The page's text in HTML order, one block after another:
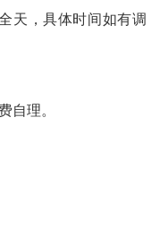
天，具体时间如有调
自理。
系人